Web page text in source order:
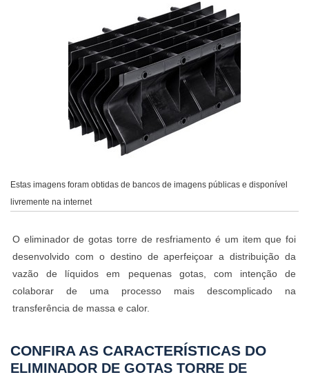
Estas imagens foram obtidas de bancos de imagens públicas e disponível
livremente na internet
O eliminador de gotas torre de resfriamento é um item que foi
desenvolvido com o destino de aperfeiçoar a distribuição da
vazão de líquidos em pequenas gotas, com intenção de
colaborar de uma processo mais descomplicado na
transferência de massa e calor.
CONFIRA AS CARACTERÍSTICAS DO
ELIMINADOR DE GOTAS TORRE DE